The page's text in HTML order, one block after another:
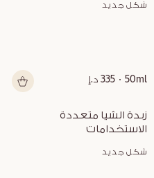
شكل جديد
50ml 335 د.إ
الاستخدامات
شكل جديد